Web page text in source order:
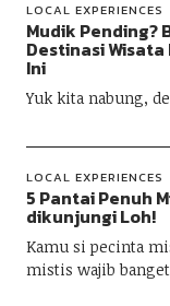
LOCAL EXPERIENCES
Mudik Pending?
Destinasi
Ini
Yuk kita nabung,
LOCAL EXPERIENCES
5 Pantai Penuh
dikunjungi Loh!
Kamu si pecinta
mistis wajib